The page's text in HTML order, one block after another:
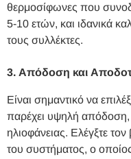
θερμοσίφωνες που
5-10 ετών, και ιδανικά
τους συλλέκτες.
3. Απόδοση και
Είναι σημαντικό να
παρέχει υψηλή
ηλιοφάνειας. Ελέγξτε
του συστήματος, ο